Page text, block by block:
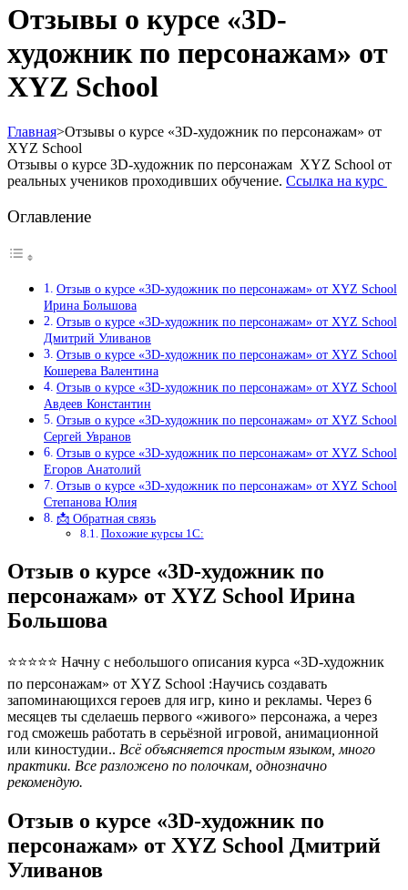
Отзывы о курсе «3D-
художник по персонажам» от
XYZ School
Главная>Отзывы о курсе «3D-художник по персонажам» от
XYZ School
Отзывы о курсе 3D-художник по персонажам XYZ School от
реальных учеников проходивших обучение. Ссылка на курс
Оглавление
Отзыв о курсе «3D-художник по персонажам» от XYZ School
Ирина Большова
Отзыв о курсе «3D-художник по персонажам» от XYZ School
Дмитрий Уливанов
Отзыв о курсе «3D-художник по персонажам» от XYZ School
Кошерева Валентина
Отзыв о курсе «3D-художник по персонажам» от XYZ School
Авдеев Константин
Отзыв о курсе «3D-художник по персонажам» от XYZ School
Сергей Увранов
Отзыв о курсе «3D-художник по персонажам» от XYZ School
Егоров Анатолий
Отзыв о курсе «3D-художник по персонажам» от XYZ School
Степанова Юлия
📩 Обратная связь
Похожие курсы 1С:
Отзыв о курсе «3D-художник по
персонажам» от XYZ School Ирина
Большова
⭐⭐⭐⭐⭐ Начну с небольшого описания курса «3D-художник
по персонажам» от XYZ School :Научись создавать
запоминающихся героев для игр, кино и рекламы. Через 6
месяцев ты сделаешь первого «живого» персонажа, а через
год сможешь работать в серьёзной игровой, анимационной
или киностудии.. Всё объясняется простым языком, много
практики. Все разложено по полочкам, однозначно
рекомендую.
Отзыв о курсе «3D-художник по
персонажам» от XYZ School Дмитрий
Уливанов